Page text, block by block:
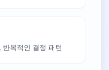
복적인 결정 패턴